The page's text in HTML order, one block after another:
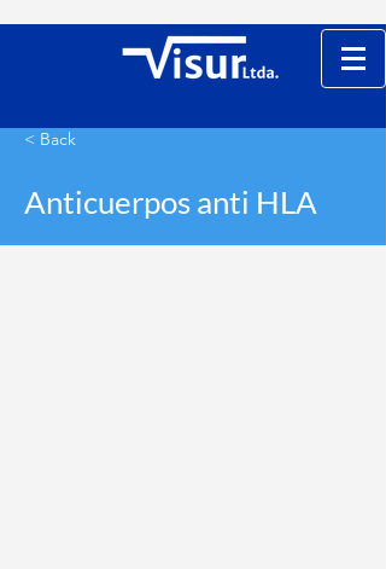
< Back
Anticuerpos anti HLA